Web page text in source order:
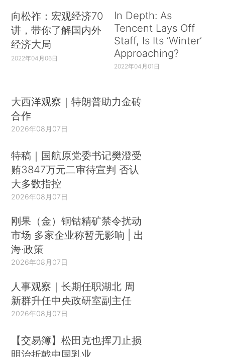
向松祚：宏观经济70
讲，带你了解国内外
经济大局
2022年04月06日
In Depth: As
Tencent Lays Off
Staff, Is Its ‘Winter’
Approaching?
2022年04月01日
大西洋观察｜特朗普助力金砖
合作
2026年08月07日
特稿｜国航原党委书记樊澄受
贿3847万元二审待宣判 否认
大多数指控
2026年08月07日
刚果（金）铜钴精矿禁令扰动
市场 多家企业称暂无影响 | 出
海·政策
2026年08月07日
人事观察｜长期任职湖北 周
新群升任中央政研室副主任
2026年08月07日
【交易簿】松田克也挥刀止损
明治折戟中国乳业